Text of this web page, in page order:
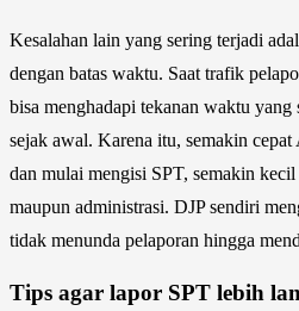
Kesalahan lain yang sering terjadi
dengan batas waktu. Saat trafik
bisa menghadapi tekanan waktu yang
sejak awal. Karena itu, semakin
dan mulai mengisi SPT, semakin
maupun administrasi. DJP sendiri
tidak menunda pelaporan hingga
Tips agar lapor SPT lebih